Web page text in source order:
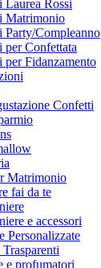
Laurea Rossi
Matrimonio
Party/Compleanno
per Confettata
per Fidanzamento
Confetti
Matrimonio
fai da te
e accessori
Personalizzate
e profumatori